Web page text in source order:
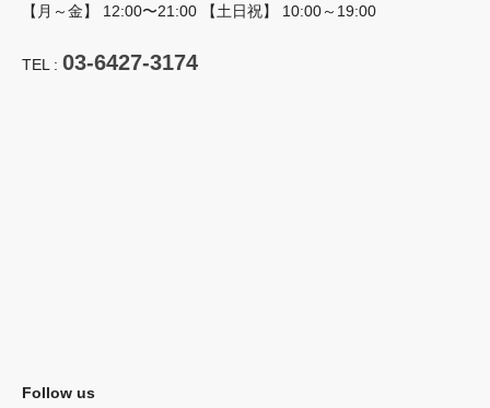
【月～金】 12:00〜21:00 【土日祝】 10:00～19:00
TEL : 03-6427-3174
Follow us